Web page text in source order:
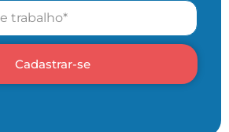
Cadastrar-se